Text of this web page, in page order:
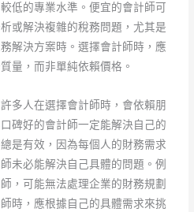
低的專業水準。便宜的會計師可
或解決複雜的稅務問題，尤其是
解決方案時。選擇會計師時，應
量，而非單純依賴價格。
多人在選擇會計師時，會依賴朋
碑好的會計師一定能解決自己的
是有效，因為每個人的財務需求
未必能解決自己具體的問題。例
，可能無法處理企業的財務規劃
時，應根據自己的具體需求來挑